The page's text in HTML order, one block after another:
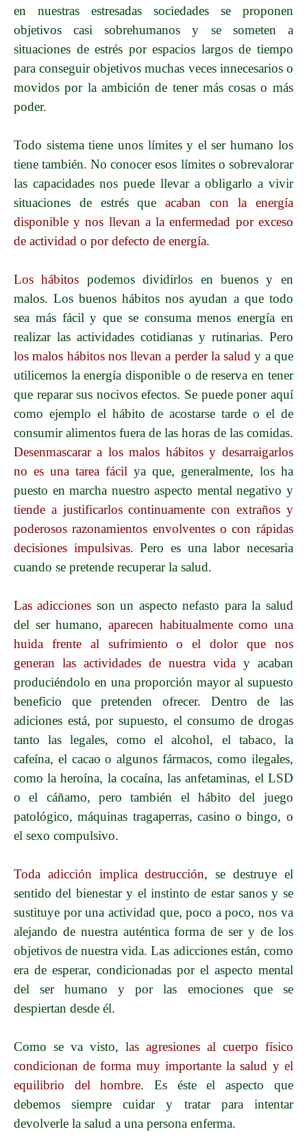
en nuestras estresadas sociedades se proponen
objetivos casi sobrehumanos y se someten a
situaciones de estrés por espacios largos de tiempo
para conseguir objetivos muchas veces innecesarios o
movidos por la ambición de tener más cosas o más
poder.
Todo sistema tiene unos límites y el ser humano los
tiene también. No conocer esos límites o sobrevalorar
las capacidades nos puede llevar a obligarlo a vivir
situaciones de estrés queacaban con la energía
disponible y nos llevan a la enfermedad por exceso
de actividad o por defecto de energía.
Los hábitos podemos dividirlos en buenos y en
malos. Los buenos hábitos nos ayudan a que todo
sea más fácil y que se consuma menos energía en
realizar las actividades cotidianas y rutinarias. Pero
los malos hábitos nos llevan a perder la salud y a que
utilicemos la energía disponible o de reserva en tener
que reparar sus nocivos efectos. Se puede poner aquí
como ejemplo el hábito de acostarse tarde o el de
consumir alimentos fuera de las horas de las comidas.
Desenmascarar a los malos hábitos y desarraigarlos
no es una tarea fácilya que, generalmente, los ha
puesto en marcha nuestro aspecto mental negativo y
tiende a justificarlos continuamente con extraños y
poderosos razonamientos envolventes o con rápidas
decisiones impulsivas. Pero es una labor necesaria
cuando se pretende recuperar la salud.
Las adicciones son un aspecto nefasto para la salud
del ser humano, aparecen habitualmente como una
huida frente al sufrimiento o el dolor que nos
generan las actividades de nuestra vida y acaban
produciéndolo en una proporción mayor al supuesto
beneficio que pretenden ofrecer. Dentro de las
adiciones está, por supuesto, el consumo de drogas
tanto las legales, como el alcohol, el tabaco, la
cafeína, el cacao o algunos fármacos, como ilegales,
como la heroína, la cocaína, las anfetaminas, el LSD
o el cáñamo, pero también el hábito del juego
patológico, máquinas tragaperras, casino o bingo, o
el sexo compulsivo.
Toda adicción implica destrucción, se destruye el
sentido del bienestar y el instinto de estar sanos y se
sustituye por una actividad que, poco a poco, nos va
alejando de nuestra auténtica forma de ser y de los
objetivos de nuestra vida. Las adicciones están, como
era de esperar, condicionadas por el aspecto mental
del ser humano y por las emociones que se
despiertan desde él.
Como se va visto, las agresiones al cuerpo físico
condicionan de forma muy importante la salud y el
equilibrio del hombre. Es éste el aspecto que
debemos siempre cuidar y tratar para intentar
devolverle la salud a una persona enferma.